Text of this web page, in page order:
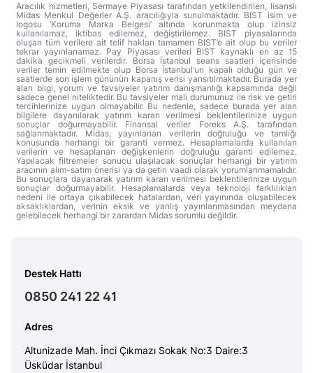
Aracılık hizmetleri, Sermaye Piyasası tarafından yetkilendirilen, lisanslı
Midas Menkul Değerler A.Ş. aracılığıyla sunulmaktadır. BIST isim ve
logosu ‘Koruma Marka Belgesi’ altında korunmakta olup izinsiz
kullanılamaz, iktibas edilemez, değiştirilemez. BIST piyasalarında
oluşan tüm verilere ait telif hakları tamamen BIST’e ait olup bu veriler
tekrar yayınlanamaz. Pay Piyasası verileri BIST kaynaklı en az 15
dakika gecikmeli verilerdir. Borsa İstanbul seans saatleri içerisinde
veriler temin edilmekte olup Borsa İstanbul’un kapalı olduğu gün ve
saatlerde son işlem gününün kapanış verisi yansıtılmaktadır. Burada yer
alan bilgi, yorum ve tavsiyeler yatırım danışmanlığı kapsamında değil
sadece genel niteliktedir. Bu tavsiyeler mali durumunuz ile risk ve getiri
tercihlerinize uygun olmayabilir. Bu nedenle, sadece burada yer alan
bilgilere dayanılarak yatırım kararı verilmesi beklentilerinize uygun
sonuçlar doğurmayabilir. Finansal veriler Foreks A.Ş. tarafından
sağlanmaktadır. Midas, yayınlanan verilerin doğruluğu ve tamlığı
konusunda herhangi bir garanti vermez. Hesaplamalarda kullanılan
verilerin ve hesaplanan değişkenlerin doğruluğu garanti edilemez.
Yapılacak filtremeler sonucu ulaşılacak sonuçlar herhangi bir yatırım
aracının alım-satım önerisi ya da getiri vaadi olarak yorumlanmamalıdır.
Bu sonuçlara dayanarak yatırım kararı verilmesi beklentilerinize uygun
sonuçlar doğurmayabilir. Hesaplamalarda veya teknoloji farklılıkları
nedeni ile ortaya çıkabilecek hatalardan, veri yayınında oluşabilecek
aksaklıklardan, verinin eksik ve yanlış yayınlanmasından meydana
gelebilecek herhangi bir zarardan Midas sorumlu değildir.
Destek Hattı
0850 241 22 41
Adres
Altunizade Mah. İnci Çıkmazı Sokak No:3 Daire:3
Üsküdar İstanbul